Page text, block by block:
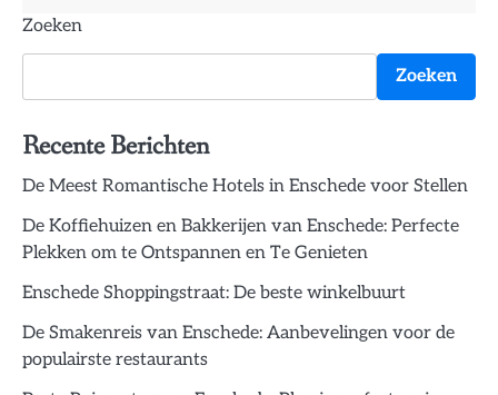
Zoeken
Zoeken
Recente Berichten
De Meest Romantische Hotels in Enschede voor Stellen
De Koffiehuizen en Bakkerijen van Enschede: Perfecte
Plekken om te Ontspannen en Te Genieten
Enschede Shoppingstraat: De beste winkelbuurt
De Smakenreis van Enschede: Aanbevelingen voor de
populairste restaurants